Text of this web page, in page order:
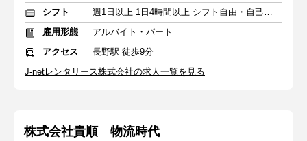
シフト
週1日以上 1日4時間以上 シフト自由・自己申告
雇用形態
アルバイト・パート
アクセス
長野駅 徒歩9分
J-netレンタリース株式会社の求人一覧を見る
株式会社貴順 物流時代